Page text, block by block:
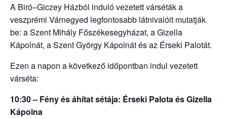
A Biró–Giczey Házból induló vezetett várséták a
veszprémi Várnegyed legfontosabb látnivalóit mutatják
be: a Szent Mihály Főszékesegyházat, a Gizella
Kápolnát, a Szent György Kápolnát és az Érseki Palotát.
Ezen a napon a következő időpontban indul vezetett
várséta:
10:30 – Fény és áhítat sétája: Érseki Palota és Gizella
Kápolna